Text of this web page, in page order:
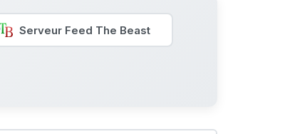
Serveur Feed The Beast